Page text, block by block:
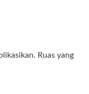
Ruas yang